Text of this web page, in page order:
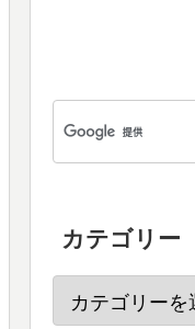
カテゴリー